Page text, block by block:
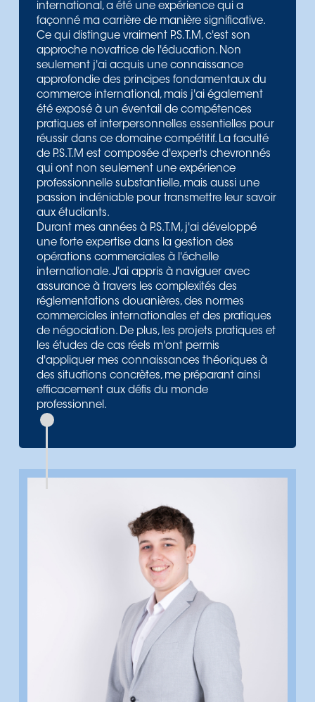
international, a été une expérience qui a
façonné ma carrière de manière significative.
Ce qui distingue vraiment P.S.T.M, c'est son
approche novatrice de l'éducation. Non
seulement j'ai acquis une connaissance
approfondie des principes fondamentaux du
commerce international, mais j'ai également
été exposé à un éventail de compétences
pratiques et interpersonnelles essentielles pour
réussir dans ce domaine compétitif. La faculté
de P.S.T.M est composée d'experts chevronnés
qui ont non seulement une expérience
professionnelle substantielle, mais aussi une
passion indéniable pour transmettre leur savoir
aux étudiants.
Durant mes années à P.S.T.M, j'ai développé
une forte expertise dans la gestion des
opérations commerciales à l'échelle
internationale. J'ai appris à naviguer avec
assurance à travers les complexités des
réglementations douanières, des normes
commerciales internationales et des pratiques
de négociation. De plus, les projets pratiques et
les études de cas réels m'ont permis
d'appliquer mes connaissances théoriques à
des situations concrètes, me préparant ainsi
efficacement aux défis du monde
professionnel.